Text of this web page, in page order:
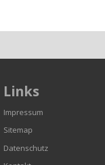
Links
Impressum
Sitemap
Datenschutz